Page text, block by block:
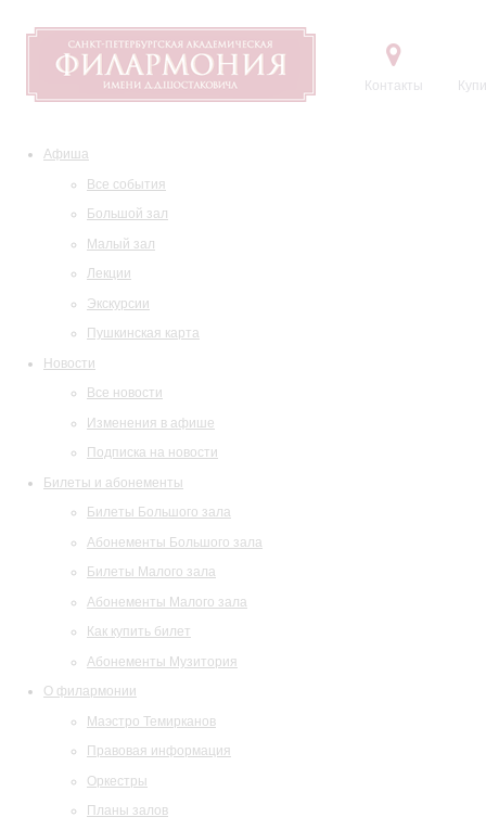
Контакты
Афиша
Все события
Большой зал
Малый зал
Лекции
Экскурсии
Пушкинская карта
Новости
Все новости
Изменения в афише
Подписка на новости
Билеты и абонементы
Билеты Большого зала
Абонементы Большого зала
Билеты Малого зала
Абонементы Малого зала
Как купить билет
Абонементы Музитория
О филармонии
Маэстро Темирканов
Правовая информация
Оркестры
Планы залов